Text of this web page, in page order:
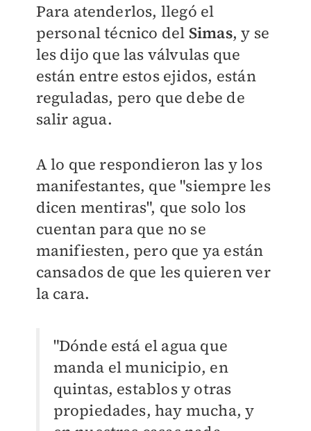
Para atenderlos, llegó el
personal técnico del Simas, y se
les dijo que las válvulas que
están entre estos ejidos, están
reguladas, pero que debe de
salir agua.
A lo que respondieron las y los
manifestantes, que "siempre les
dicen mentiras", que solo los
cuentan para que no se
manifiesten, pero que ya están
cansados de que les quieren ver
la cara.
"Dónde está el agua que
manda el municipio, en
quintas, establos y otras
propiedades, hay mucha, y